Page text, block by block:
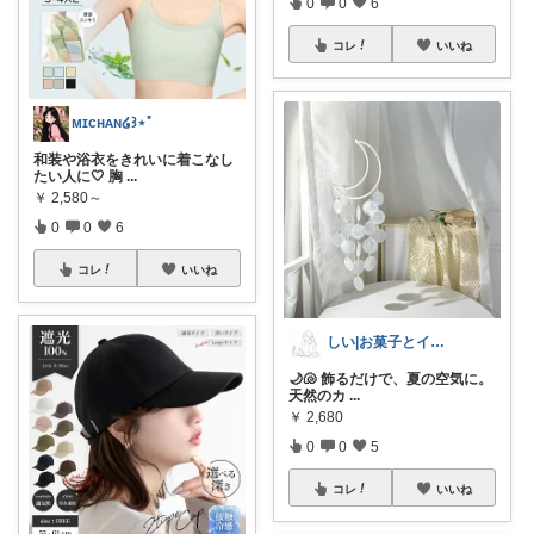
ᴍɪᴄʜᴀɴ໒꒱⋆ﾟ
和装や浴衣をきれいに着こなし
たい人に🤍 胸 ...
￥ 2,580～
0 0 6
コレ いいね
コレ いいね
しい|お菓子とインテリア好きな30代ママ
🌙🐚 飾るだけで、夏の空気に。
天然のカ ...
￥ 2,680
0 0 5
コレ いいね